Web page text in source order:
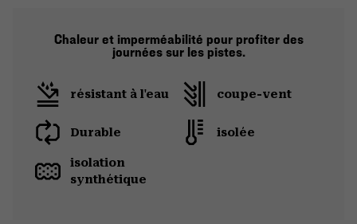
Chaleur et imperméabilité pour profiter des
journées sur les pistes.
résistant à l'eau coupe-vent
Durable isolée
isolation
synthétique